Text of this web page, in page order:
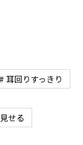
# 耳回りすっきり
せる